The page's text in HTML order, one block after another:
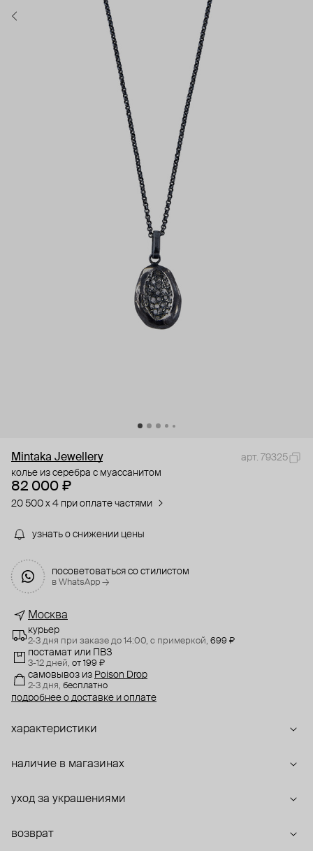
Mintaka Jewellery
арт. 79325
колье из серебра с муассанитом
82 000 ₽
20 500 x 4 при оплате частями
узнать о снижении цены
посоветоваться со стилистом
в WhatsApp →
Москва
курьер
2-3 дня при заказе до 14:00, с примеркой, 699 ₽
постамат или ПВЗ
3-12 дней, от 199 ₽
самовывоз из Poison Drop
2-3 дня, бесплатно
подробнее о доставке и оплате
характеристики
наличие в магазинах
уход за украшениями
возврат